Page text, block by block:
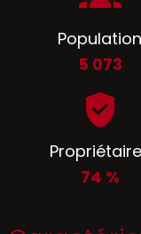
Population
5 073
74 %